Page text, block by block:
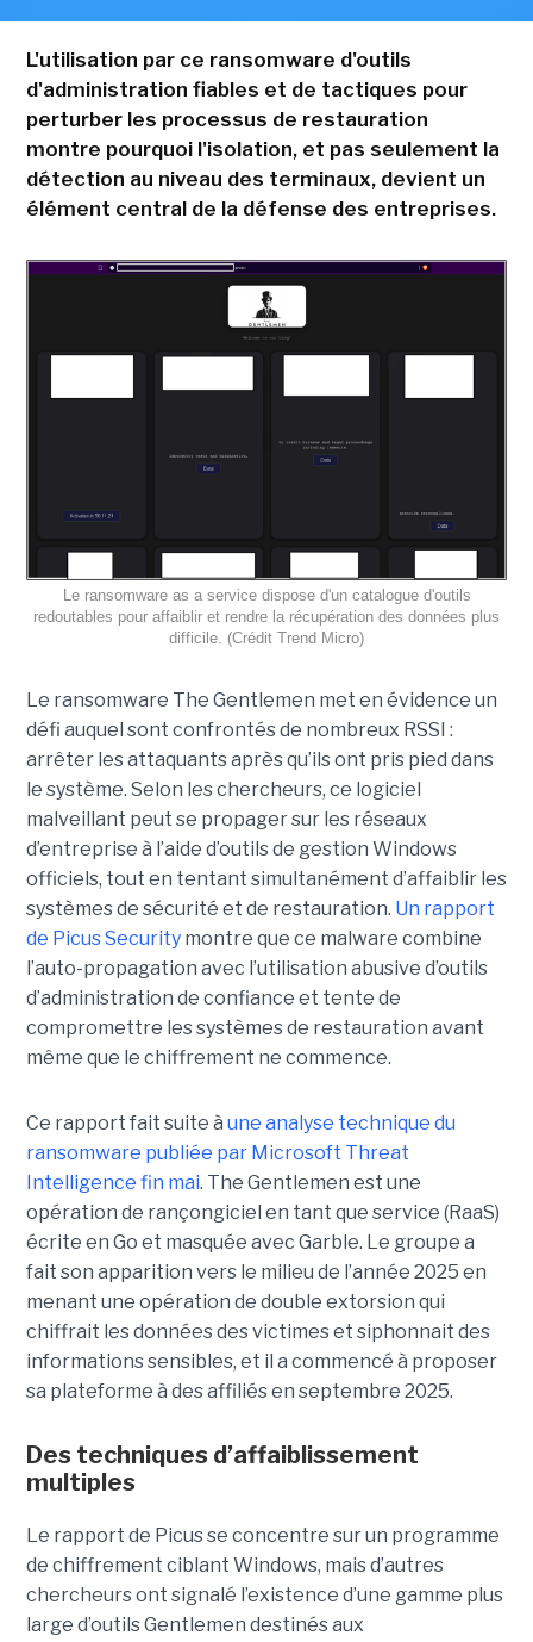
L'utilisation par ce ransomware d'outils
d'administration fiables et de tactiques pour
perturber les processus de restauration
montre pourquoi l'isolation, et pas seulement la
détection au niveau des terminaux, devient un
élément central de la défense des entreprises.
Le ransomware as a service dispose d'un catalogue d'outils
redoutables pour affaiblir et rendre la récupération des données plus
difficile. (Crédit Trend Micro)
Le ransomware The Gentlemen met en évidence un
défi auquel sont confrontés de nombreux RSSI :
arrêter les attaquants après qu’ils ont pris pied dans
le système. Selon les chercheurs, ce logiciel
malveillant peut se propager sur les réseaux
d’entreprise à l’aide d’outils de gestion Windows
officiels, tout en tentant simultanément d’affaiblir les
systèmes de sécurité et de restauration. Un rapport
de Picus Securitymontre que ce malware combine
l’auto-propagation avec l’utilisation abusive d’outils
d’administration de confiance et tente de
compromettre les systèmes de restauration avant
même que le chiffrement ne commence.
Ce rapport fait suite à une analyse technique du
ransomware publiée par Microsoft Threat
Intelligence fin mai. The Gentlemen est une
opération de rançongiciel en tant que service (RaaS)
écrite en Go et masquée avec Garble. Le groupe a
fait son apparition vers le milieu de l’année 2025 en
menant une opération de double extorsion qui
chiffrait les données des victimes et siphonnait des
informations sensibles, et il a commencé à proposer
sa plateforme à des affiliés en septembre 2025.
Des techniques d’affaiblissement
multiples
Le rapport de Picus se concentre sur un programme
de chiffrement ciblant Windows, mais d’autres
chercheurs ont signalé l’existence d’une gamme plus
large d’outils Gentlemen destinés aux